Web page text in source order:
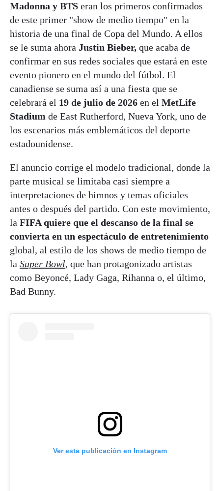
Madonna y BTS eran los primeros confirmados
de este primer "show de medio tiempo" en la
historia de una final de Copa del Mundo. A ellos
se le suma ahora Justin Bieber, que acaba de
confirmar en sus redes sociales que estará en este
evento pionero en el mundo del fútbol. El
canadiense se suma así a una fiesta que se
celebrará el 19 de julio de 2026 en el MetLife
Stadium de East Rutherford, Nueva York, uno de
los escenarios más emblemáticos del deporte
estadounidense.
El anuncio corrige el modelo tradicional, donde la
parte musical se limitaba casi siempre a
interpretaciones de himnos y temas oficiales
antes o después del partido. Con este movimiento,
la FIFA quiere que el descanso de la final se
convierta en un espectáculo de entretenimiento
global, al estilo de los shows de medio tiempo de
la Super Bowl, que han protagonizado artistas
como Beyoncé, Lady Gaga, Rihanna o, el último,
Bad Bunny.
Ver esta publicación en Instagram